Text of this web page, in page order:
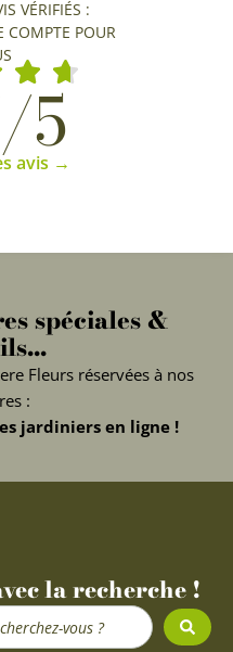
VÉRIFIÉS :
COMPTE POUR
5
avis →
spéciales &
Fleurs réservées à nos
:
jardiniers en ligne !
la recherche !